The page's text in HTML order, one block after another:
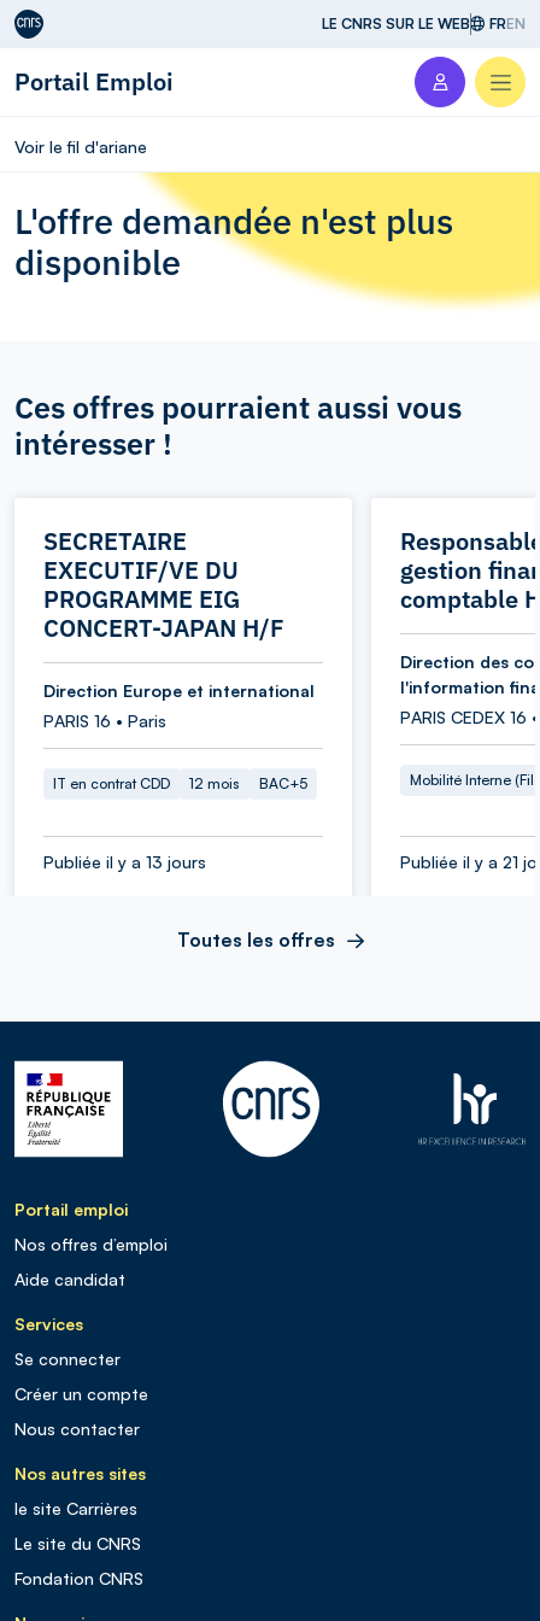
Aller au contenu LE CNRS SUR LE WEB FREN
Portail Emploi
Voir le fil d'ariane
L'offre demandée n'est plus
disponible
Ces offres pourraient aussi vous
intéresser !
SECRETAIRE
EXECUTIF/VE DU
PROGRAMME EIG
CONCERT-JAPAN H/F
Direction Europe et international
PARIS 16 • Paris
IT en contrat CDD 12 mois BAC+5
Publiée il y a 13 jours
gestion
comptable
Direction des
l'information
PARIS CEDEX 16
Mobilité Interne (Fil
Publiée il y a 21
Toutes les offres
Portail emploi
Nos offres d’emploi
Aide candidat
Services
Se connecter
Créer un compte
Nous contacter
Nos autres sites
le site Carrières
Le site du CNRS
Fondation CNRS